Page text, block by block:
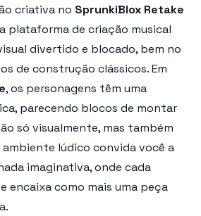
criativa no SprunkiBlox Retake
plataforma de criação musical
divertido e blocado, bem no
de construção clássicos. Em
, os personagens têm uma
parecendo blocos de montar
só visualmente, mas também
ambiente lúdico convida você a
imaginativa, onde cada
encaixa como mais uma peça